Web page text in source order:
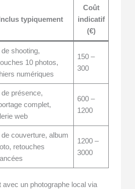
Inclus typiquement
Coût
indicatif
(€)
de shooting,
10 photos,
numériques
150 –
300
de présence,
complet,
web
600 –
1200
de couverture, album
retouches
1200 –
3000
avec un photographe local via